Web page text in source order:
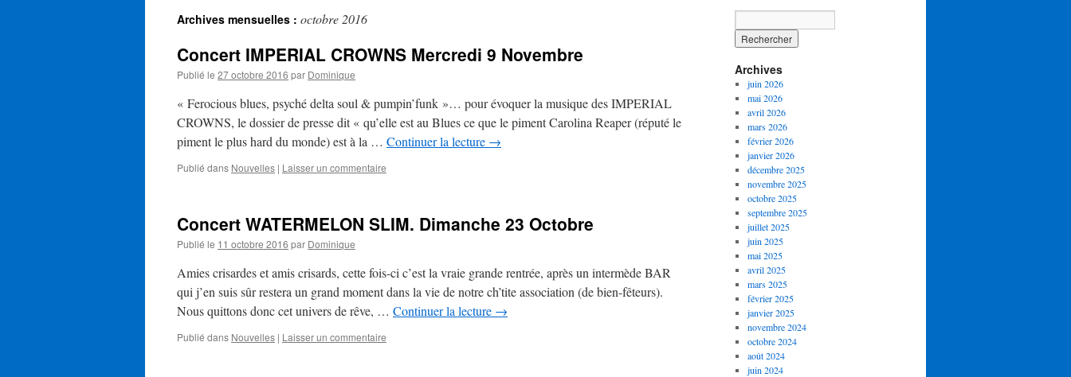
Archives mensuelles : octobre 2016
Concert IMPERIAL CROWNS Mercredi 9 Novembre
Publié le 27 octobre 2016 par Dominique
« Ferocious blues, psyché delta soul & pumpin’funk »… pour évoquer la musique des IMPERIAL
CROWNS, le dossier de presse dit « qu’elle est au Blues ce que le piment Carolina Reaper (réputé le
piment le plus hard du monde) est à la … Continuer la lecture →
Publié dans Nouvelles | Laisser un commentaire
Concert WATERMELON SLIM. Dimanche 23 Octobre
Publié le 11 octobre 2016 par Dominique
Amies crisardes et amis crisards, cette fois-ci c’est la vraie grande rentrée, après un intermède BAR
qui j’en suis sûr restera un grand moment dans la vie de notre ch’tite association (de bien-fêteurs).
Nous quittons donc cet univers de rêve, … Continuer la lecture →
Publié dans Nouvelles | Laisser un commentaire
Archives
juin 2026
mai 2026
avril 2026
mars 2026
février 2026
janvier 2026
décembre 2025
novembre 2025
octobre 2025
septembre 2025
juillet 2025
juin 2025
mai 2025
avril 2025
mars 2025
février 2025
janvier 2025
novembre 2024
octobre 2024
août 2024
juin 2024